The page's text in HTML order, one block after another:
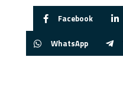
Facebook
WhatsApp